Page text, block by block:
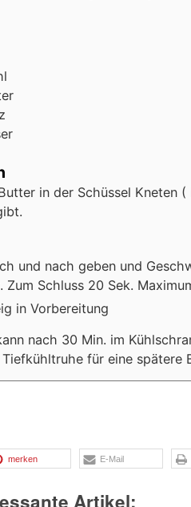
in der Schüssel Kneten
und nach geben und
Zum Schluss 20 Sek.
nach 30 Min. im
für eine spätere
merken E-Mail
Artikel: